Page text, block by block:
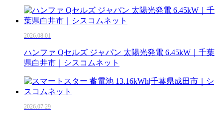
2026.08.01
ハンファ Qセルズ ジャパン 太陽光発電 6.45kW｜千葉
県白井市｜シスコムネット
2026.07.29